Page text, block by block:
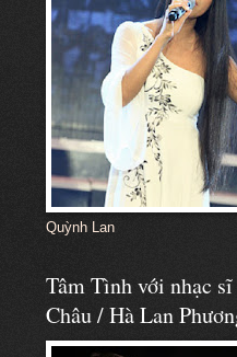
Quỳnh Lan
Tâm Tình với nhạc
Châu / Hà Lan